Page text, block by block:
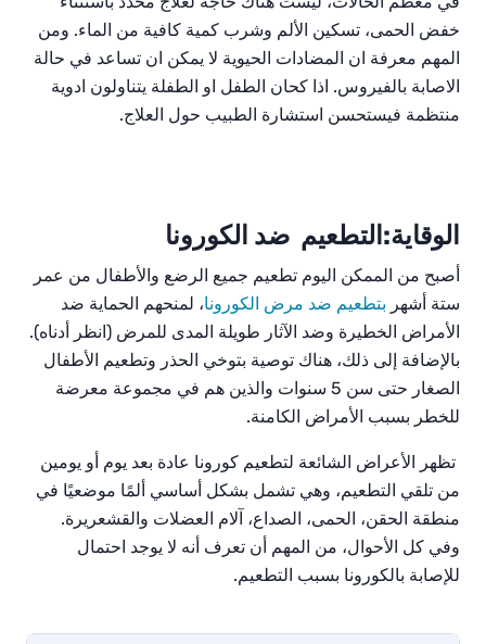
خفض الحمى، تسكين الألم وشرب كمية كافية من الماء. ومن
المهم معرفة ان المضادات الحيوية لا يمكن ان تساعد في حالة
الاصابة بالفيروس. اذا كحان الطفل او الطفلة يتناولون ادوية
منتظمة فيستحسن استشارة الطبيب حول العلاج.
الوقاية: التطعيم ضد الكورونا
أصبح من الممكن اليوم تطعيم جميع الرضع والأطفال من عمر
ستة أشهر بتطعيم ضد مرض الكورونا، لمنحهم الحماية ضد
الأمراض الخطيرة وضد الآثار طويلة المدى للمرض (انظر أدناه).
بالإضافة إلى ذلك، هناك توصية بتوخي الحذر وتطعيم الأطفال
الصغار حتى سن 5 سنوات والذين هم في مجموعة معرضة
للخطر بسبب الأمراض الكامنة.
تظهر الأعراض الشائعة لتطعيم كورونا عادة بعد يوم أو يومين
من تلقي التطعيم، وهي تشمل بشكل أساسي ألمًا موضعيًا في
منطقة الحقن، الحمى، الصداع، آلام العضلات والقشعريرة.
وفي كل الأحوال، من المهم أن تعرف أنه لا يوجد احتمال
للإصابة بالكورونا بسبب التطعيم.